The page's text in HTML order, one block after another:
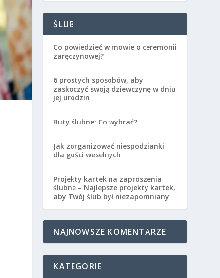
ŚLUB
Co powiedzieć w mowie o ceremonii
zaręczynowej?
6 prostych sposobów, aby
zaskoczyć swoją dziewczynę w dniu
jej urodzin
Buty ślubne: Co wybrać?
Jak zorganizować niespodzianki
dla gości weselnych
Projekty kartek na zaproszenia
ślubne – Najlepsze projekty kartek,
aby Twój ślub był niezapomniany
NAJNOWSZE KOMENTARZE
KATEGORIE